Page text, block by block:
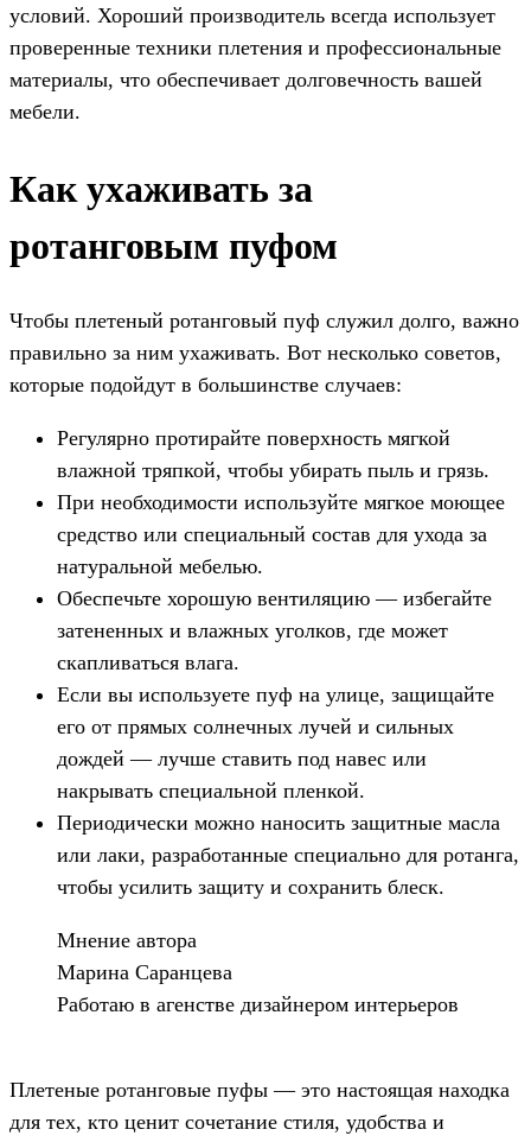
условий. Хороший производитель всегда использует
проверенные техники плетения и профессиональные
материалы, что обеспечивает долговечность вашей
мебели.
Как ухаживать за
ротанговым пуфом
Чтобы плетеный ротанговый пуф служил долго, важно
правильно за ним ухаживать. Вот несколько советов,
которые подойдут в большинстве случаев:
Регулярно протирайте поверхность мягкой
влажной тряпкой, чтобы убирать пыль и грязь.
При необходимости используйте мягкое моющее
средство или специальный состав для ухода за
натуральной мебелью.
Обеспечьте хорошую вентиляцию — избегайте
затененных и влажных уголков, где может
скапливаться влага.
Если вы используете пуф на улице, защищайте
его от прямых солнечных лучей и сильных
дождей — лучше ставить под навес или
накрывать специальной пленкой.
Периодически можно наносить защитные масла
или лаки, разработанные специально для ротанга,
чтобы усилить защиту и сохранить блеск.
Мнение автора
Марина Саранцева
Работаю в агенстве дизайнером интерьеров
Плетеные ротанговые пуфы — это настоящая находка
для тех, кто ценит сочетание стиля, удобства и